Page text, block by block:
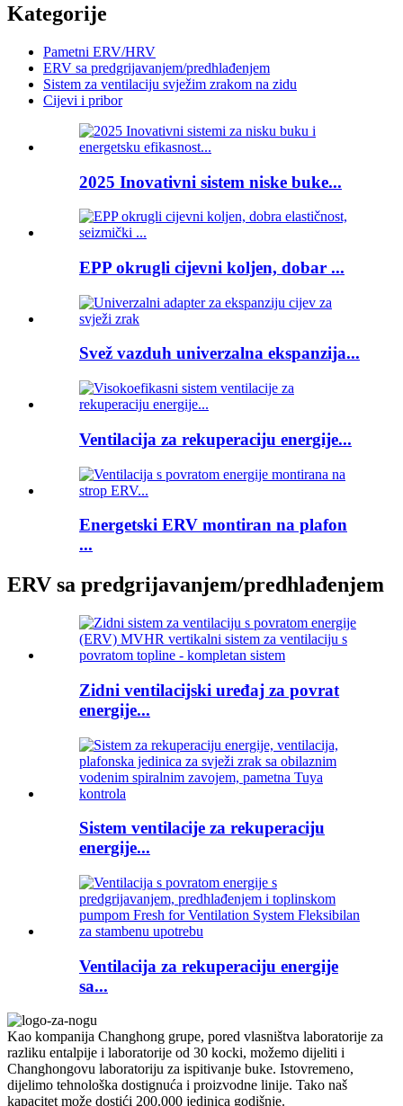
Kategorije
Pametni ERV/HRV
ERV sa predgrijavanjem/predhlađenjem
Sistem za ventilaciju svježim zrakom na zidu
Cijevi i pribor
2025 Inovativni sistem niske buke...
EPP okrugli cijevni koljen, dobar ...
Svež vazduh univerzalna ekspanzija...
Ventilacija za rekuperaciju energije...
Energetski ERV montiran na plafon
...
ERV sa predgrijavanjem/predhlađenjem
Zidni ventilacijski uređaj za povrat
energije...
Sistem ventilacije za rekuperaciju
energije...
Ventilacija za rekuperaciju energije
sa...
Kao kompanija Changhong grupe, pored vlasništva laboratorije za
razliku entalpije i laboratorije od 30 kocki, možemo dijeliti i
Changhongovu laboratoriju za ispitivanje buke. Istovremeno,
dijelimo tehnološka dostignuća i proizvodne linije. Tako naš
kapacitet može dostići 200.000 jedinica godišnje.